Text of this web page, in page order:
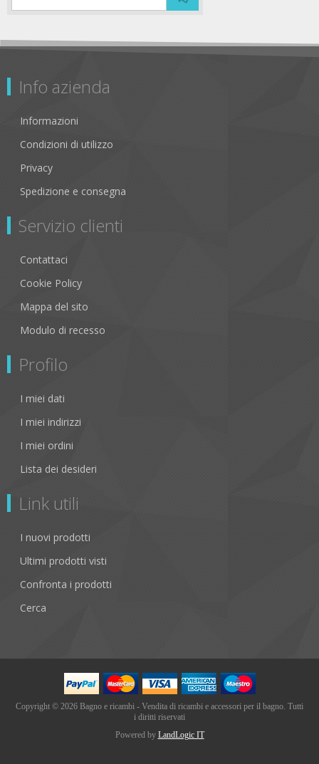
Info azienda
Informazioni
Condizioni di utilizzo
Privacy
Spedizione e consegna
Servizio clienti
Contattaci
Cookie Policy
Mappa del sito
Modulo di recesso
Profilo
I miei dati
I miei indirizzi
I miei ordini
Lista dei desideri
Link utili
I nuovi prodotti
Ultimi prodotti visti
Confronta i prodotti
Cerca
Copyright © 2026 Bagno e ricambi - Vendita di ricambi e accessori per il bagno. Tutti
i diritti riservati
Powered by LandLogic IT